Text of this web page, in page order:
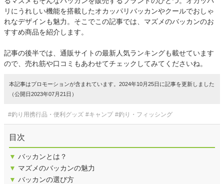
リにうれしい機能を搭載したオカッパリバッカンやクールでおしゃ
れなデザインも魅力。そこでこの記事では、マズメのバッカンのお
すすめ商品を紹介します。
記事の後半では、通販サイトの最新人気ランキングも載せています
ので、売れ筋や口コミもあわせてチェックしてみてくださいね。
本記事はプロモーションが含まれています。2024年10月25日に記事を更新しました
（公開日2023年07月21日）
#釣り用携行品・便利グッズ #キャンプ #釣り・フィッシング
目次
▼ バッカンとは？
▼ マズメのバッカンの魅力
▼ バッカンの選び方